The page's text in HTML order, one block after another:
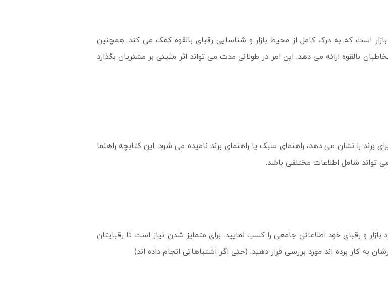
است که به درک کامل از محیط بازار و شناسایی رقبای بالقوه کمک می کند. همچنین
بالقوه ارائه می دهد. این امر در طولانی مدت می تواند اثر مثبتی بر مشتریان بگذارد
برند را نشان می دهد، راهنمای سبک یا راهنمای برند نامیده می شود. این کتابچه راهنما
تواند شامل اطلاعات مختلفی باشد.
و رقبای خود اطلاعاتی جامعی را کسب نمایید. برای متمایز شدن نیاز است تا رقبایتان
به کار برده اند مورد بررسی قرار دهید. (حتی اگر اشتباهاتی انجام داده اند)